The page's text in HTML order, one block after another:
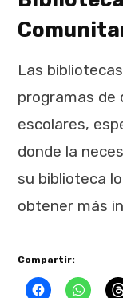
Las
programas de
escolares,
donde la
su biblioteca
obtener más
Compartir: